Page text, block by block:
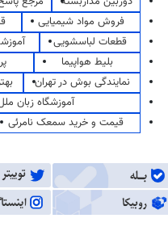
فروش مواد شیمیایی
قطعات لباسشویی
بلیط هواپیما
نمایندگی بوش در تهران
آموزشگاه زبان
قیمت و خرید سمعک نامرئی